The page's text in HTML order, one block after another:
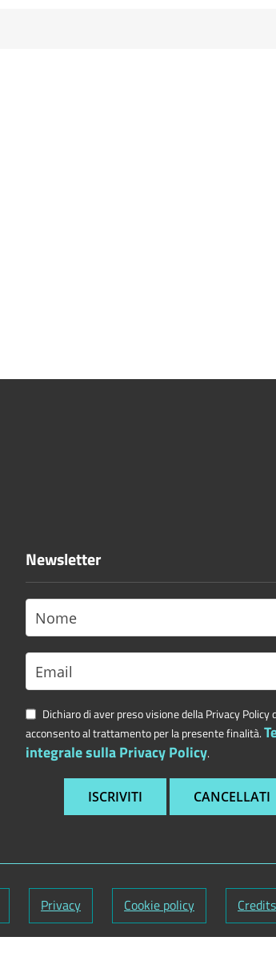
Newsletter
Dichiaro di aver preso visione della Privacy Policy
acconsento al trattamento per la presente finalità.
integrale sulla Privacy Policy.
Privacy Cookie policy Credits